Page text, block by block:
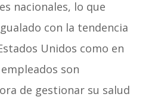
nacionales, lo que
con la tendencia
Unidos como en
son
de gestionar su salud